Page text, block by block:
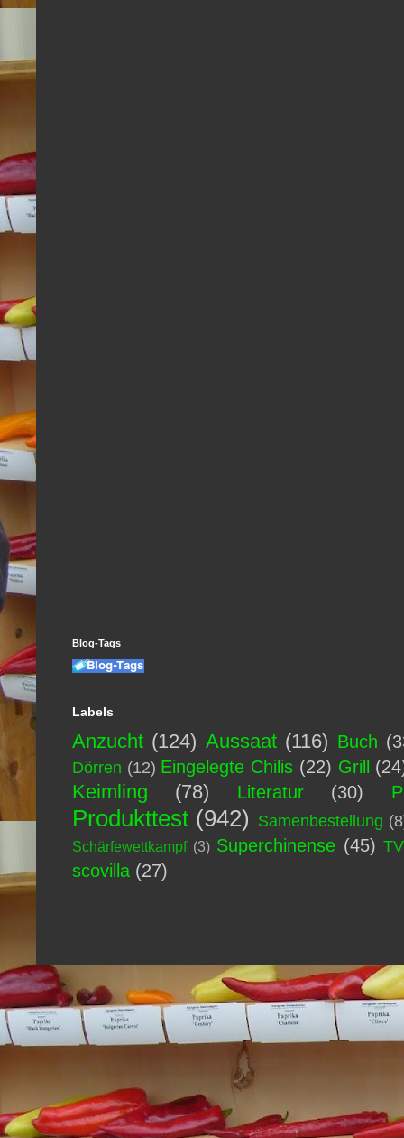
Blog-Tags
Labels
Anzucht (124) Aussaat (116) Buch
Dörren (12) Eingelegte Chilis (22) Grill
Keimling (78) Literatur (30)
Produkttest (942) Samenbestellung
Schärfewettkampf (3) Superchinense (45) TV
scovilla (27)